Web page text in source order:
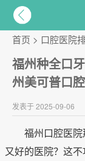
首页 > 口腔医院
福州种全口
州美可普口
发表于 2025-09-06
福州口腔医
又好的医院？这